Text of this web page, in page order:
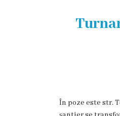
Organigrama
În poze este str.